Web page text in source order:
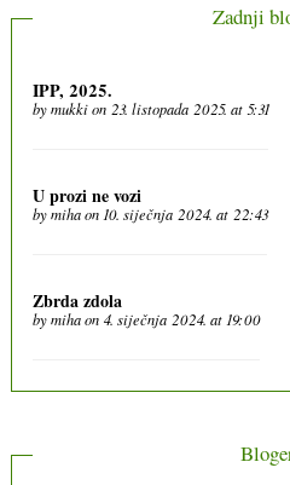
Zadnji
IPP, 2025.
bymukkion 23. listopada 2025. at 5:31
U prozi ne vozi
bymihaon 10. siječnja 2024. at 22:43
Zbrda zdola
bymihaon 4. siječnja 2024. at 19:00